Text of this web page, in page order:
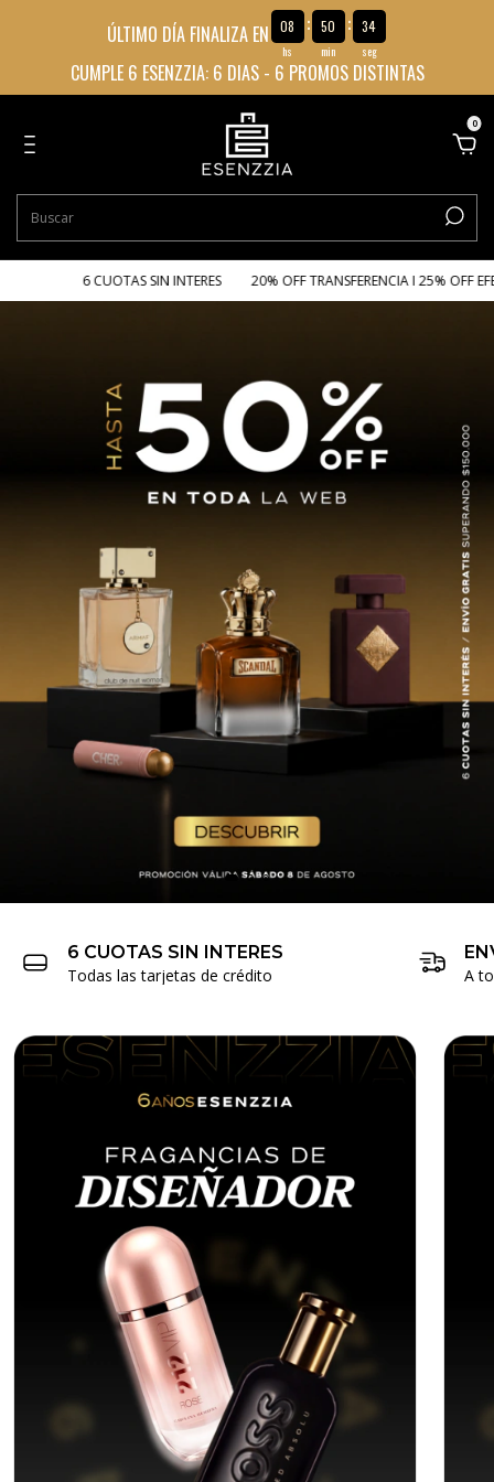
ÚLTIMO DÍA FINALIZA EN 08
hs
: 50
min
: 33
seg
CUMPLE 6 ESENZZIA: 6 DIAS - 6 PROMOS DISTINTAS
0
6 CUOTAS SIN INTERES 20% OFF TRANSFERENCIA I 25% OFF
6 CUOTAS SIN INTERES
Todas las tarjetas de crédito
A